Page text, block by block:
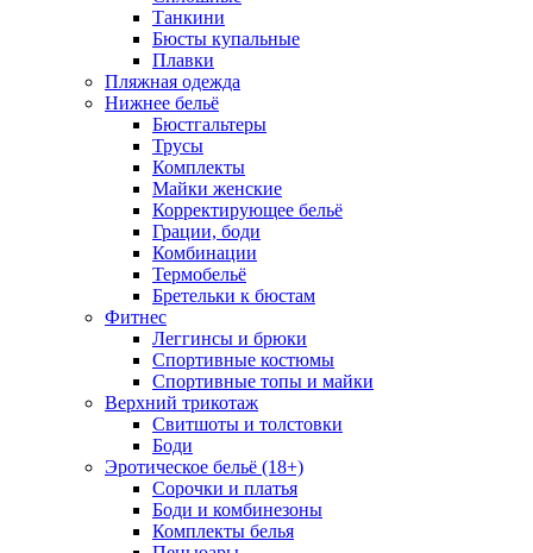
Танкини
Бюсты купальные
Плавки
Пляжная одежда
Нижнее бельё
Бюстгальтеры
Трусы
Комплекты
Майки женские
Корректирующее бельё
Грации, боди
Комбинации
Термобельё
Бретельки к бюстам
Фитнес
Леггинсы и брюки
Спортивные костюмы
Спортивные топы и майки
Верхний трикотаж
Свитшоты и толстовки
Боди
Эротическое бельё (18+)
Сорочки и платья
Боди и комбинезоны
Комплекты белья